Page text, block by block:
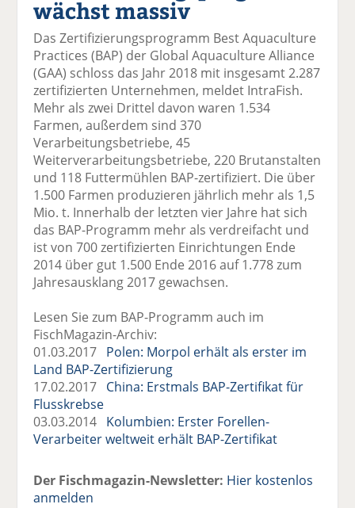
el
uf
F
ac
e
b
k
te
il
e
n
wi
tt
er
n
uf
Li
n
k
te
il
e
n
er
E
m
ai
se
n
d
e
n
ru
ck
e
wächst massiv
Das Zertifizierungsprogramm Best Aquaculture
Practices (BAP) der Global Aquaculture Alliance
(GAA) schloss das Jahr 2018 mit insgesamt 2.287
zertifizierten Unternehmen, meldet IntraFish.
Mehr als zwei Drittel davon waren 1.534
Farmen, außerdem sind 370
Verarbeitungsbetriebe, 45
Weiterverarbeitungsbetriebe, 220 Brutanstalten
und 118 Futtermühlen BAP-zertifiziert. Die über
1.500 Farmen produzieren jährlich mehr als 1,5
Mio. t. Innerhalb der letzten vier Jahre hat sich
das BAP-Programm mehr als verdreifacht und
ist von 700 zertifizierten Einrichtungen Ende
2014 über gut 1.500 Ende 2016 auf 1.778 zum
Jahresausklang 2017 gewachsen.
Lesen Sie zum BAP-Programm auch im
FischMagazin-Archiv:
01.03.2017 Polen: Morpol erhält als erster im
Land BAP-Zertifizierung
17.02.2017 China: Erstmals BAP-Zertifikat für
Flusskrebse
03.03.2014 Kolumbien: Erster Forellen-
Verarbeiter weltweit erhält BAP-Zertifikat
Der Fischmagazin-Newsletter: Hier kostenlos
anmelden